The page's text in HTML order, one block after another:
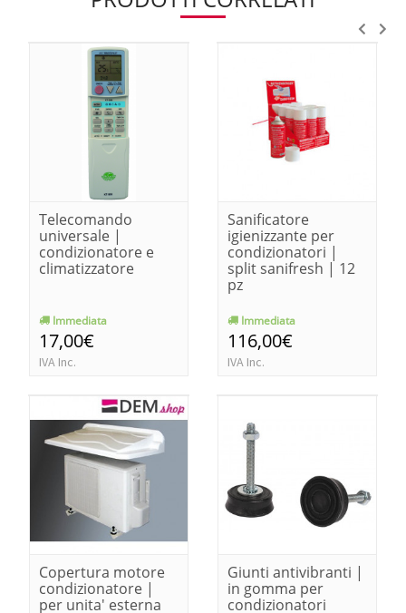
Telecomando
universale |
condizionatore e
climatizzatore
Immediata
17,00€
IVA Inc.
Sanificatore
igienizzante per
condizionatori |
split sanifresh | 12
pz
Immediata
116,00€
IVA Inc.
Copertura motore
condizionatore |
per unita' esterna
Giunti antivibranti |
in gomma per
condizionatori